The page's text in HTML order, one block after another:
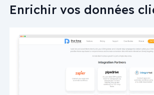
Enrichir vos données